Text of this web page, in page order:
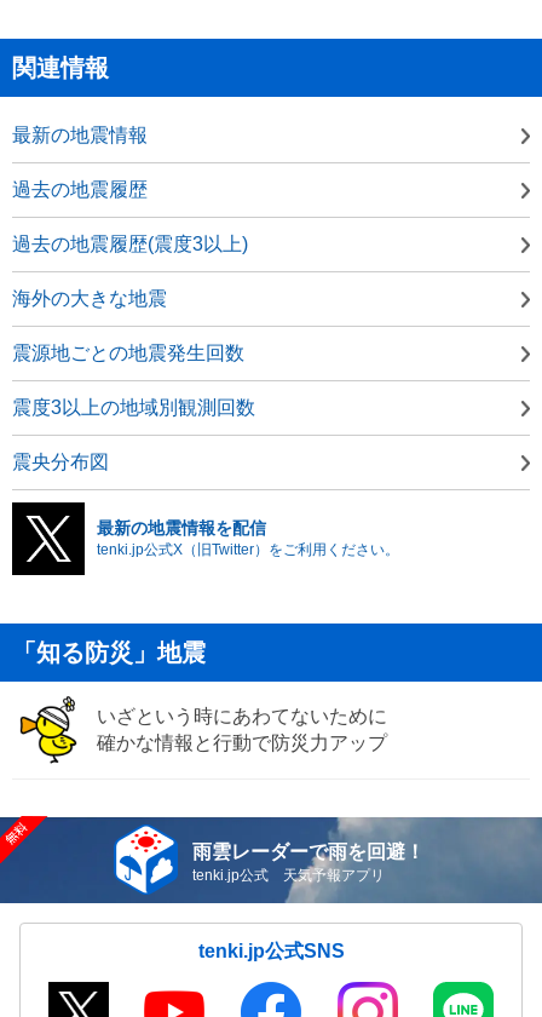
関連情報
最新の地震情報
過去の地震履歴
過去の地震履歴(震度3以上)
海外の大きな地震
震源地ごとの地震発生回数
震度3以上の地域別観測回数
震央分布図
最新の地震情報を配信
tenki.jp公式X（旧Twitter）をご利用ください。
「知る防災」地震
いざという時にあわてないために
確かな情報と行動で防災力アップ
雨雲レーダーで雨を回避！
tenki.jp公式 天気予報アプリ
tenki.jp公式SNS